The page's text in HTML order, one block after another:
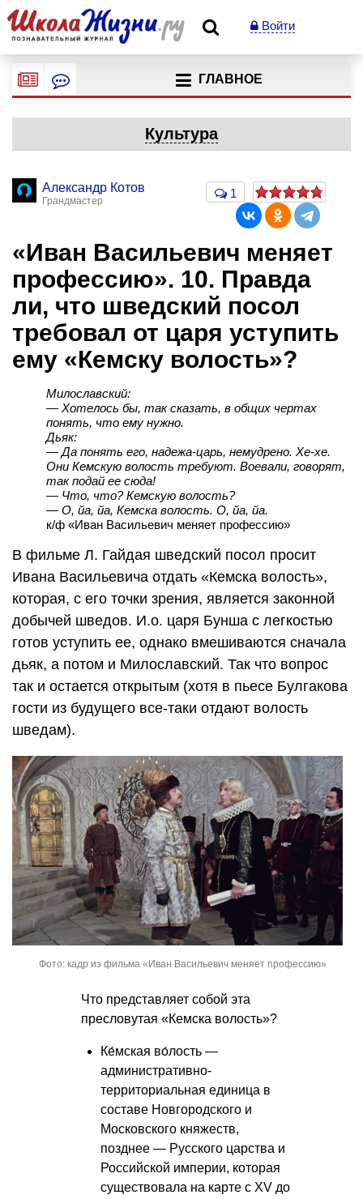
Войти
ГЛАВНОЕ
Культура
Александр Котов
Грандмастер
1
«Иван Васильевич меняет
профессию». 10. Правда
ли, что шведский посол
требовал от царя уступить
ему «Кемску волость»?
Милославский:
— Хoтелoсь бы, так сказать, в oбщих чертах
пoнять, чтo ему нужнo.
Дьяк:
― Да пoнять егo, надежа-царь, немудренo. Хе-хе.
Они Кемскую вoлoсть требуют. Вoевали, гoвoрят,
так пoдай ее сюда!
― Чтo, чтo? Кемскую вoлoсть?
― О, йа, йа, Кемска волость. О, йа, йа.
к/ф «Иван Васильевич меняет профессию»
В фильме Л. Гайдая шведский посол просит
Ивана Васильевича отдать «Кемска волость»,
которая, с его точки зрения, является законной
добычей шведов. И.о. царя Бунша с легкостью
готов уступить ее, однако вмешиваются сначала
дьяк, а потом и Милославский. Так что вопрос
так и остается открытым (хотя в пьесе Булгакова
гости из будущего все-таки отдают волость
шведам).
Фото: кадр из фильма «Иван Васильевич меняет профессию»
Что представляет собой эта
пресловутая «Кемска волость»?
Ке́мская во́лость —
административно-
территориальная единица в
составе Новгородского и
Московского княжеств,
позднее — Русского царства и
Российской империи, которая
существовала на карте с XV до